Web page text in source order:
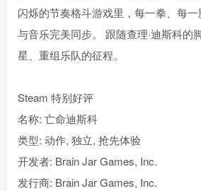
闪烁的节奏格斗游戏里，每一拳、每
与音乐完美同步。 跟随查理·迪斯科的
星、重组乐队的征程。
Steam 特别好评
名称: 亡命迪斯科
类型: 动作, 独立, 抢先体验
开发者: Brain Jar Games, Inc.
发行商: Brain Jar Games, Inc.